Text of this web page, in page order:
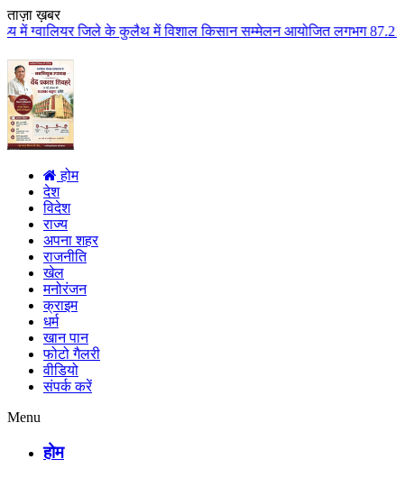
ताज़ा ख़बर
विशाल किसान सम्मेलन आयोजित लगभग 87.21 करोड़ लागत के 41
होम
देश
विदेश
राज्य
अपना शहर
राजनीति
खेल
मनोरंजन
क्राइम
धर्म
खान पान
फोटो गैलरी
वीडियो
संपर्क करें
Menu
होम